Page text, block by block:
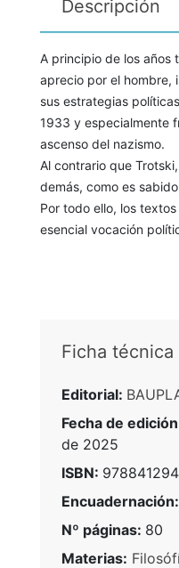
Descripción
A principio de los años
aprecio por el hombre,
sus estrategias
1933 y especialmente
ascenso del nazismo.
Al contrario que
demás, como es
Por todo ello, los
esencial vocación
Ficha técnica
Editorial:
Fecha de
de 2025
ISBN:
Encuadernación:
Nº páginas: 80
Materias: